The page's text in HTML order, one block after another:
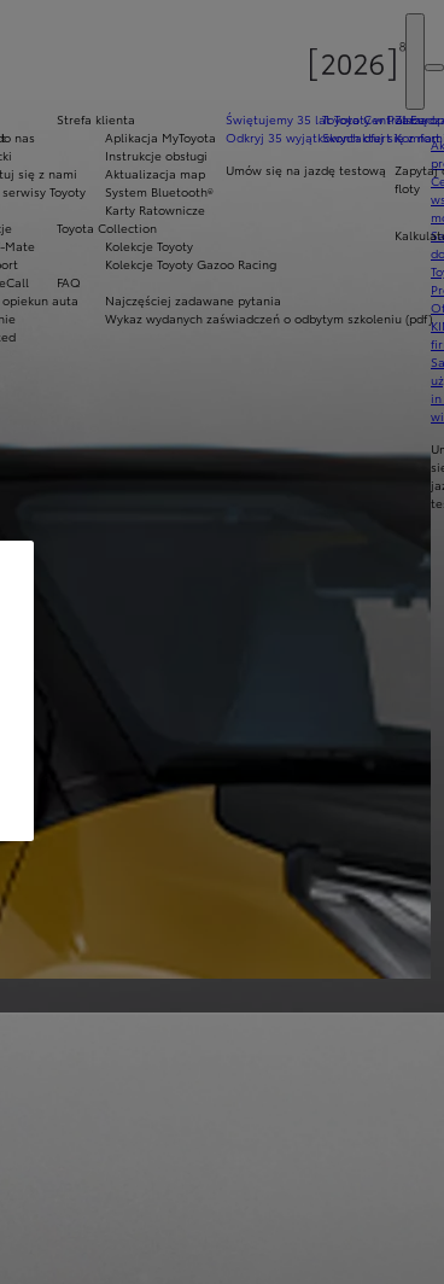
Świętujemy 35 lat Toyoty w Polsce
Odkryj 35 wyjątkowych ofert
Umów się na jazdę testową
nas
się z nami
Toyoty
Mate
auta
Toyota Central
Skontaktuj się zKomfort
Zapytaj
floty
Strefa klienta
Aplikacja MyToyota
Instrukcje obsługi
Aktualizacja map
System Bluetooth®
Karty Ratownicze
Toyota Collection
Kolekcje Toyoty
Kolekcje Toyoty Gazoo Racing
FAQ
Najczęściej zadawane pytania
Wykaz wydanych zaświadczeń o odbytym szkoleniu (pdf)